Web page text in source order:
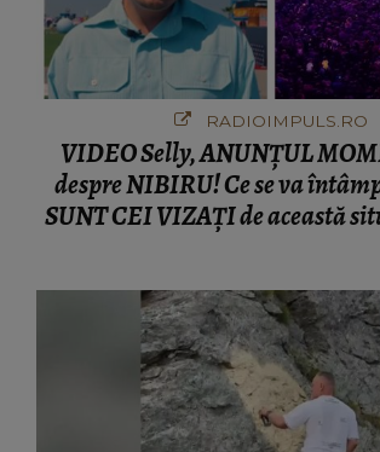
RADIOIMPULS.RO
VIDEO Selly, ANUNȚUL
despre NIBIRU! Ce se va
SUNT CEI VIZAȚI de această